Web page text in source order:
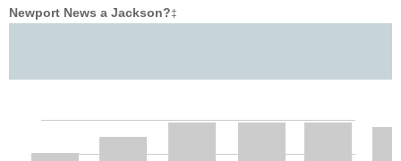
Newport News a Jackson?‡